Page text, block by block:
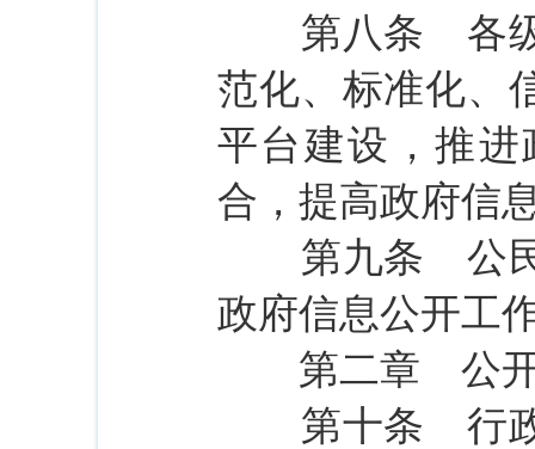
第八条 各级
范化、标准化、
平台建设，推
合，提高政府信
第九条 公民
政府信息公开工
第二章 公开
第十条 行政